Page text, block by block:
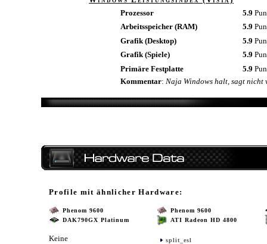
Prozessor
5.9
Arbeitsspeicher (RAM)
5.9
Grafik (Desktop)
5.9
Grafik (Spiele)
5.9
Primäre Festplatte
5.9
Kommentar: Naja Windows halt, sagt nicht
Profile mit ähnlicher Hardware:
Phenom 9600
DAK790GX Platinum
Keine
Phenom 9600
ATI Radeon HD 4800
split_esl